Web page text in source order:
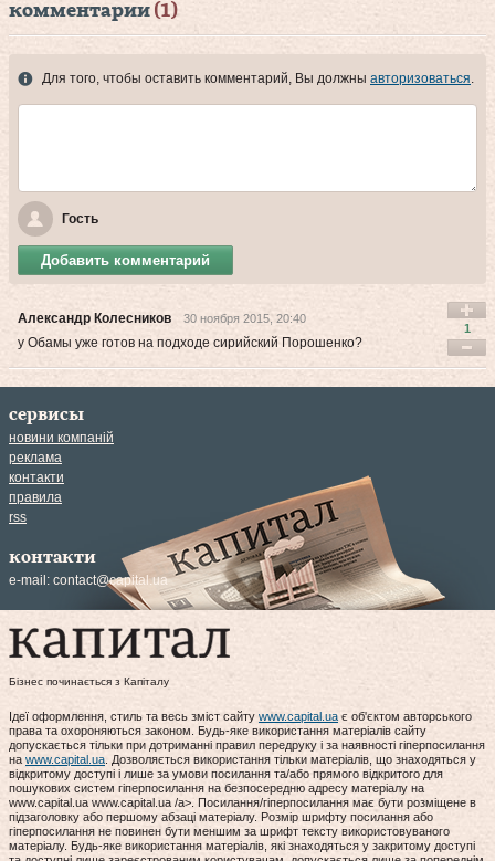
комментарии (1)
Для того, чтобы оставить комментарий, Вы должны авторизоваться.
Гость
Добавить комментарий
Александр Колесников 30 ноября 2015, 20:40
у Обамы уже готов на подходе сирийский Порошенко?
1
сервисы
новини компаній
реклама
контакти
правила
rss
контакти
e-mail: contact@capital.ua
Бізнес починається з Капіталу
Ідеї оформлення, стиль та весь зміст сайту www.capital.ua є об'єктом авторського
права та охороняються законом. Будь-яке використання матеріалів сайту
допускається тільки при дотриманні правил передруку і за наявності гіперпосилання
на www.capital.ua. Дозволяється використання тільки матеріалів, що знаходяться у
відкритому доступі і лише за умови посилання та/або прямого відкритого для
пошукових систем гіперпосилання на безпосередню адресу матеріалу на
www.capital.ua www.capital.ua /a>. Посилання/гіперпосилання має бути розміщене в
підзаголовку або першому абзаці матеріалу. Розмір шрифту посилання або
гіперпосилання не повинен бути меншим за шрифт тексту використовуваного
матеріалу. Будь-яке використання матеріалів, які знаходяться у закритому доступі